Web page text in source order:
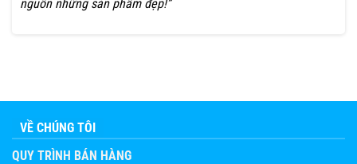
nguồn những sản phẩm đẹp!”
VỀ CHÚNG TÔI
QUY TRÌNH BÁN HÀNG